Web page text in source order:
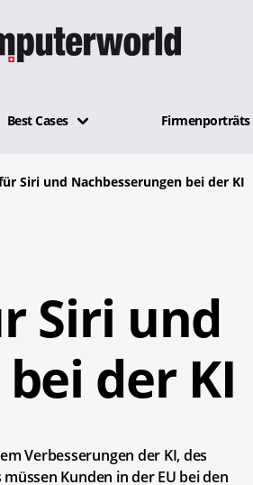
Best Cases Firmenporträts
Siri und Nachbesserungen bei der KI
Siri und
der KI
Verbesserungen der KI, des
Kunden in der EU bei den